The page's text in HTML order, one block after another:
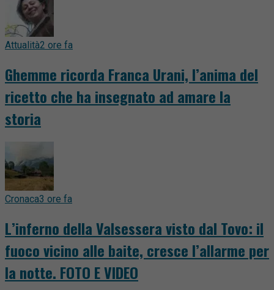
Attualità2 ore fa
Ghemme ricorda Franca Urani, l’anima del
ricetto che ha insegnato ad amare la
storia
Cronaca3 ore fa
L’inferno della Valsessera visto dal Tovo: il
fuoco vicino alle baite, cresce l’allarme per
la notte. FOTO E VIDEO